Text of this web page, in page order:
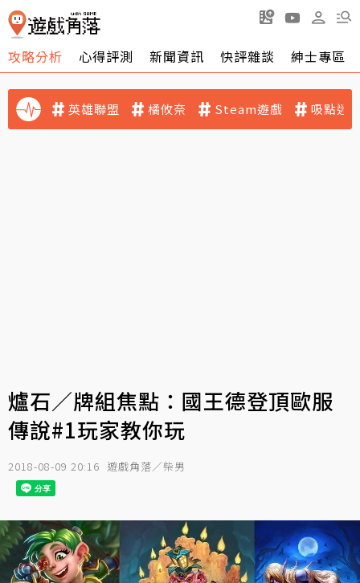
攻略分析 心得評測 新聞資訊 快評雜談 紳士專區
英雄聯盟 橘攸奈 Steam遊戲 吸點迷
爐石／牌組焦點：國王德登頂歐服
傳說#1玩家教你玩
2018-08-09 20:16 遊戲角落／柴男